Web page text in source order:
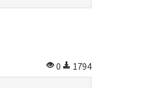
0
1794